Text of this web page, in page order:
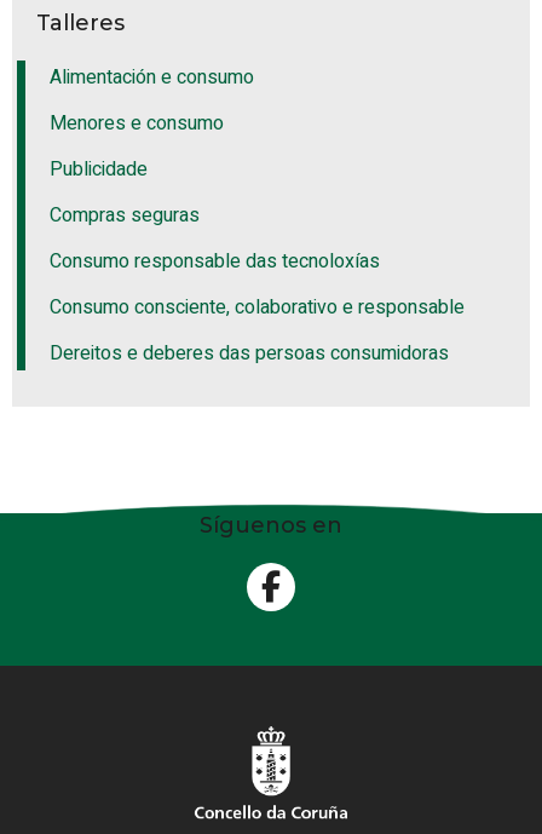
Talleres
Alimentación e consumo
Menores e consumo
Publicidade
Compras seguras
Consumo responsable das tecnoloxías
Consumo consciente, colaborativo e responsable
Dereitos e deberes das persoas consumidoras
Síguenos en